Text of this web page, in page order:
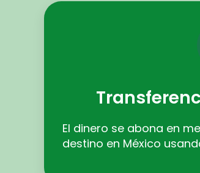
El dinero se abona en
destino en México